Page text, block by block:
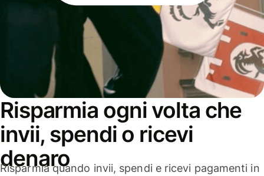
Risparmia ogni volta che
invii, spendi o ricevi
denaro
Risparmia quando invii, spendi e ricevi pagamenti in